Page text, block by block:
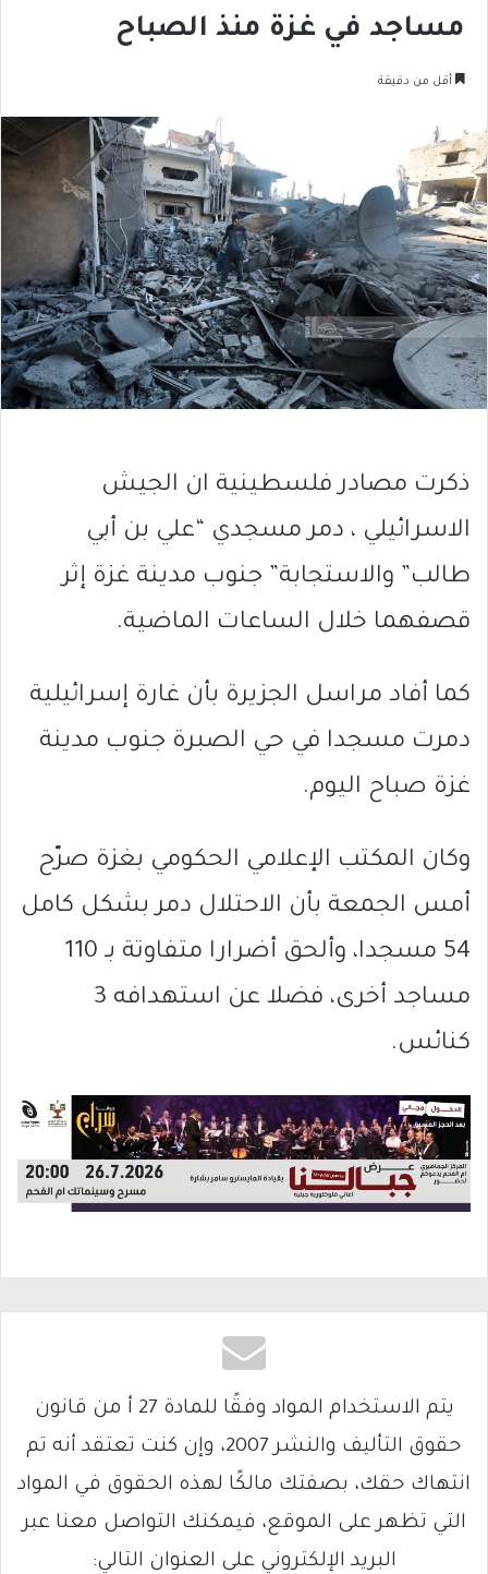
مساجد في غزة منذ الصباح
أقل من دقيقة
ذكرت مصادر فلسطينية ان الجيش
الاسرائيلي ، دمر مسجدي “علي بن أبي
طالب” والاستجابة” جنوب مدينة غزة إثر
قصفهما خلال الساعات الماضية.
كما أفاد مراسل الجزيرة بأن غارة إسرائيلية
دمرت مسجدا في حي الصبرة جنوب مدينة
غزة صباح اليوم.
وكان المكتب الإعلامي الحكومي بغزة صرّح
أمس الجمعة بأن الاحتلال دمر بشكل كامل
54 مسجدا، وألحق أضرارا متفاوتة بـ 110
مساجد أخرى، فضلا عن استهدافه 3
كنائس.
يتم الاستخدام المواد وفقًا للمادة 27 أ من قانون
حقوق التأليف والنشر 2007، وإن كنت تعتقد أنه تم
انتهاك حقك، بصفتك مالكًا لهذه الحقوق في المواد
التي تظهر على الموقع، فيمكنك التواصل معنا عبر
البريد الإلكتروني على العنوان التالي: